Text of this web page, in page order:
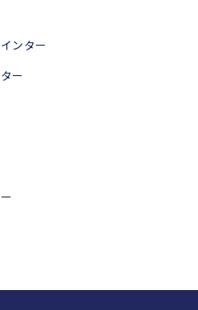
ンター
ー